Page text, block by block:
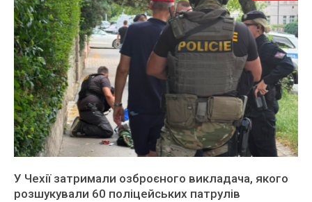
У Чехії затримали озброєного викладача, якого
розшукували 60 поліцейських патрулів